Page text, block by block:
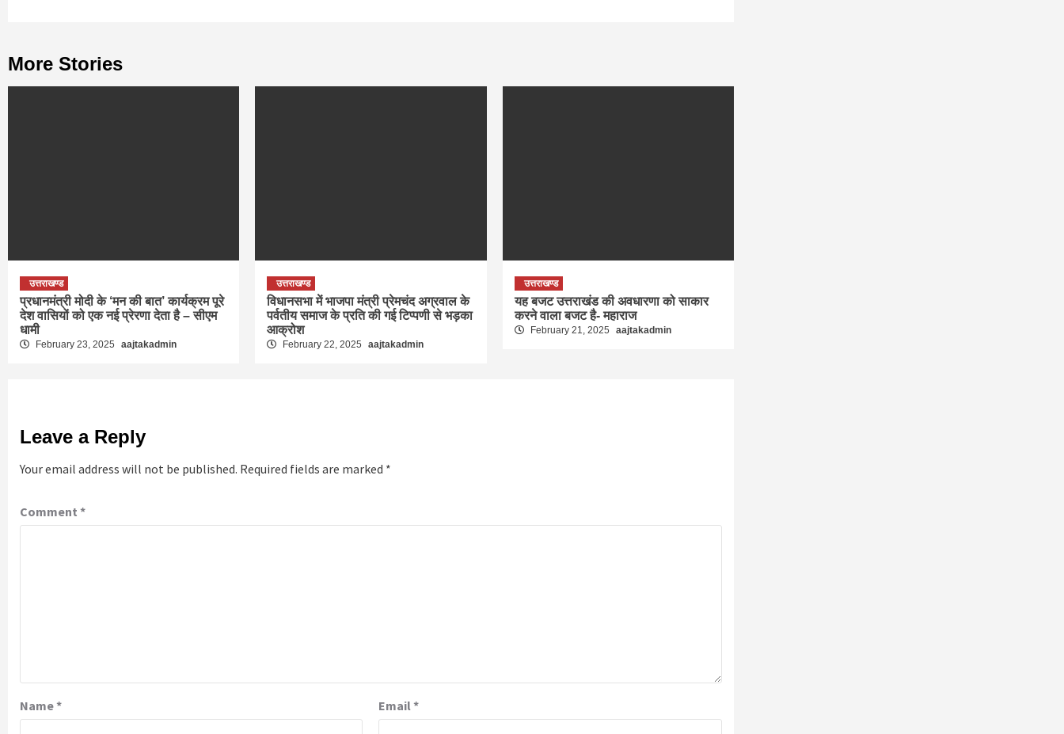
More Stories
उत्तराखण्ड
प्रधानमंत्री मोदी के ‘मन की बात’ कार्यक्रम पूरे
देश वासियों को एक नई प्रेरणा देता है – सीएम
धामी
February 23, 2025 aajtakadmin
उत्तराखण्ड
विधानसभा में भाजपा मंत्री प्रेमचंद अग्रवाल के
पर्वतीय समाज के प्रति की गई टिप्पणी से भड़का
आक्रोश
February 22, 2025 aajtakadmin
उत्तराखण्ड
यह बजट उत्तराखंड की अवधारणा को साकार
करने वाला बजट है- महाराज
February 21, 2025 aajtakadmin
Leave a Reply
Your email address will not be published. Required fields are marked *
Comment *
Name* Email*